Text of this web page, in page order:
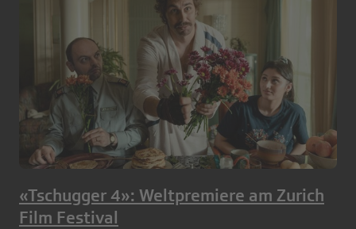
«Tschugger 4»: Weltpremiere am Zurich
Film Festival